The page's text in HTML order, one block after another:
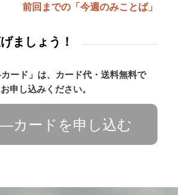
前回までの「今週のみことば」
ましょう！
ード」は、カード代・送料無料で
申し込みください。
カードを申し込む